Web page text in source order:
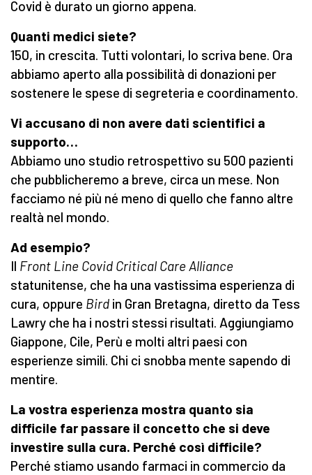
Covid è durato un giorno appena.
Quanti medici siete?
150, in crescita. Tutti volontari, lo scriva bene. Ora
abbiamo aperto alla possibilità di donazioni per
sostenere le spese di segreteria e coordinamento.
Vi accusano di non avere dati scientifici a
supporto…
Abbiamo uno studio retrospettivo su 500 pazienti
che pubblicheremo a breve, circa un mese. Non
facciamo né più né meno di quello che fanno altre
realtà nel mondo.
Ad esempio?
Il Front Line Covid Critical Care Alliance
statunitense, che ha una vastissima esperienza di
cura, oppure Bird in Gran Bretagna, diretto da Tess
Lawry che ha i nostri stessi risultati. Aggiungiamo
Giappone, Cile, Perù e molti altri paesi con
esperienze simili. Chi ci snobba mente sapendo di
mentire.
La vostra esperienza mostra quanto sia
difficile far passare il concetto che si deve
investire sulla cura. Perché così difficile?
Perché stiamo usando farmaci in commercio da